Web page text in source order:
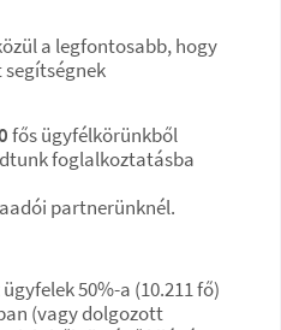
a legfontosabb, hogy
fős ügyfélkörünkből
foglalkoztatásba
partnerünknél.
50%-a (10.211 fő)
(vagy dolgozott